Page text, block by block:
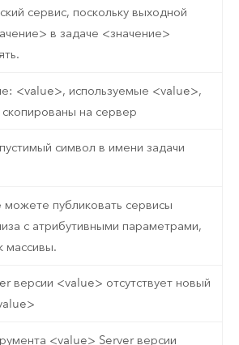
сервис, поскольку выходной
в задаче <значение>
<value>, используемые <value>,
на сервер
символ в имени задачи
публиковать сервисы
с атрибутивными параметрами,
массивы.
версии <value> отсутствует новый
<value> Server версии